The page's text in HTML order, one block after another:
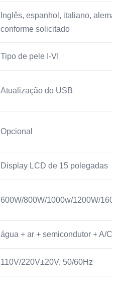
Inglês, espanhol, italiano,
conforme solicitado
Tipo de pele I-VI
Atualização do USB
Opcional
Display LCD de 15 polegadas
600W/800W/1000w/1200W/
água + ar + semicondutor + A/
110V/220V±20V, 50/60Hz